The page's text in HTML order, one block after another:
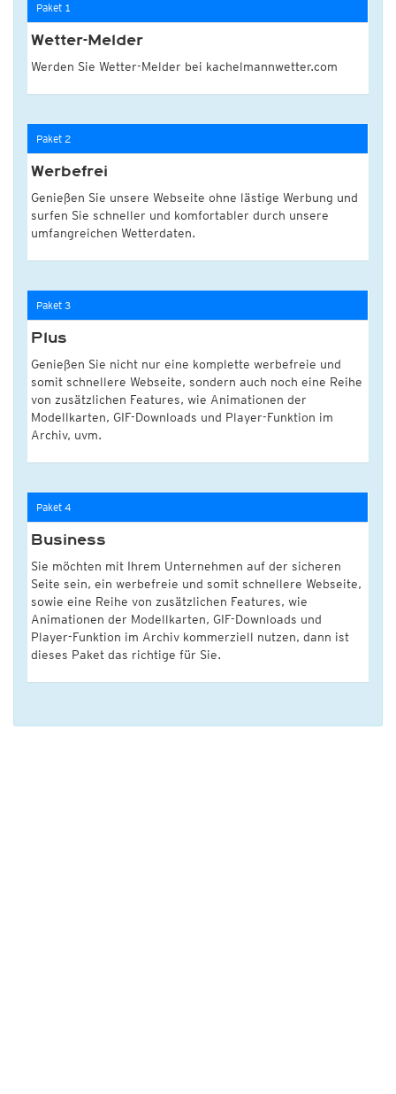
Paket 1
Wetter-Melder
Werden Sie Wetter-Melder bei kachelmannwetter.com
Paket 2
Werbefrei
Genießen Sie unsere Webseite ohne lästige Werbung und
surfen Sie schneller und komfortabler durch unsere
umfangreichen Wetterdaten.
Paket 3
Plus
Genießen Sie nicht nur eine komplette werbefreie und
somit schnellere Webseite, sondern auch noch eine Reihe
von zusätzlichen Features, wie Animationen der
Modellkarten, GIF-Downloads und Player-Funktion im
Archiv, uvm.
Paket 4
Business
Sie möchten mit Ihrem Unternehmen auf der sicheren
Seite sein, ein werbefreie und somit schnellere Webseite,
sowie eine Reihe von zusätzlichen Features, wie
Animationen der Modellkarten, GIF-Downloads und
Player-Funktion im Archiv kommerziell nutzen, dann ist
dieses Paket das richtige für Sie.